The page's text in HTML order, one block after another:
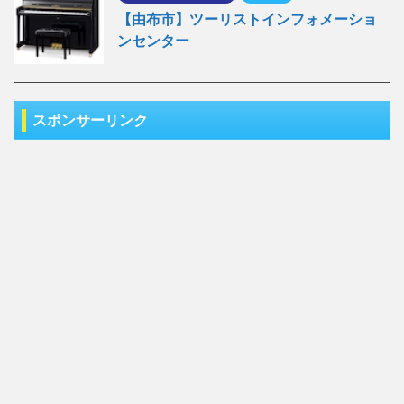
【由布市】ツーリストインフォメーショ
ンセンター
スポンサーリンク